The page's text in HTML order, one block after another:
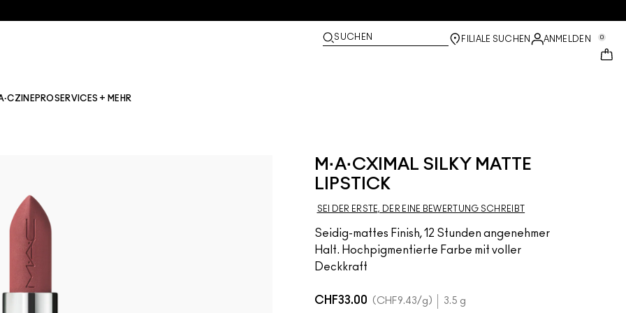
SUCHEN FILIALE SUCHEN ANMELDEN 0
PROSERVICES + MEHR
M·A·CXIMAL SILKY MATTE
LIPSTICK
SEI DER ERSTE, DER EINE BEWERTUNG SCHREIBT
Seidig-mattes Finish, 12 Stunden angenehmer
Halt. Hochpigmentierte Farbe mit voller
Deckkraft
CHF33.00 CHF9.43/g 3.5 g